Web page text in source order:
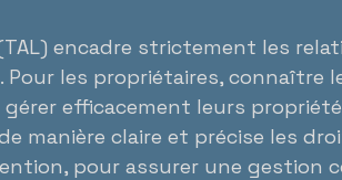
encadre strictement les
les propriétaires, connaître
efficacement leurs
manière claire et précise les
pour assurer une gestion